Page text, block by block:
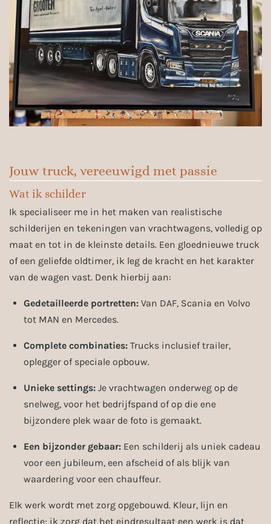
Jouw truck, vereeuwigd met passie
Wat ik schilder
Ik specialiseer me in het maken van realistische
schilderijen en tekeningen van vrachtwagens, volledig op
maat en tot in de kleinste details. Een gloednieuwe truck
of een geliefde oldtimer, ik leg de kracht en het karakter
van de wagen vast. Denk hierbij aan:
Gedetailleerde portretten: Van DAF, Scania en Volvo
tot MAN en Mercedes.
Complete combinaties: Trucks inclusief trailer,
oplegger of speciale opbouw.
Unieke settings: Je vrachtwagen onderweg op de
snelweg, voor het bedrijfspand of op die ene
bijzondere plek waar de foto is gemaakt.
Een bijzonder gebaar: Een schilderij als uniek cadeau
voor een jubileum, een afscheid of als blijk van
waardering voor een chauffeur.
Elk werk wordt met zorg opgebouwd. Kleur, lijn en
reflectie; ik zorg dat het eindresultaat een werk is dat